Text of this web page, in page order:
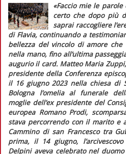
«Faccio mie le parole
certo che dopo più
saprai raccogliere
di Flavia, continuando a
bellezza del vincolo di amore
nella mano, fino all’ultima
augurio il card. Matteo Maria
presidente della Conferenza
il 16 giugno 2023 nella chiesa di
Bologna l’omelia al funerale
moglie dell’ex presidente del
europea Romano Prodi,
stava percorrendo con il marito e
Cammino di san Francesco tra
prima, il 14 giugno,
Delpini aveva celebrato nel